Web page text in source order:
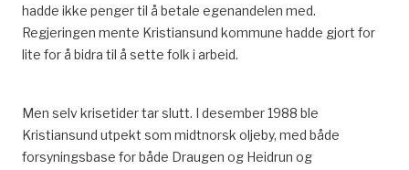
hadde ikke penger til å betale egenandelen med.
Regjeringen mente Kristiansund kommune hadde gjort for
lite for å bidra til å sette folk i arbeid.
Men selv krisetider tar slutt. I desember 1988 ble
Kristiansund utpekt som midtnorsk oljeby, med både
forsyningsbase for både Draugen og Heidrun og